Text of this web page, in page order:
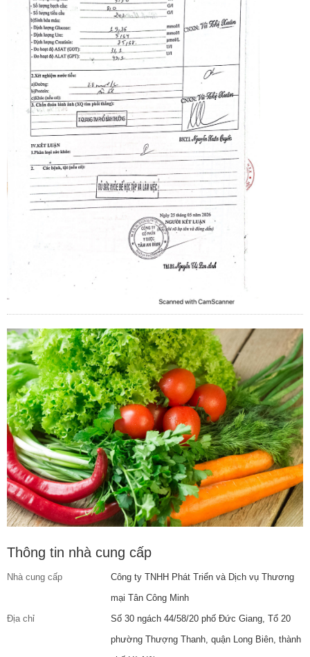
Thông tin nhà cung cấp
Nhà cung cấp
Công ty TNHH Phát Triển và Dịch vụ Thương
mại Tân Công Minh
Địa chỉ
Số 30 ngách 44/58/20 phố Đức Giang, Tổ 20
phường Thượng Thanh, quận Long Biên, thành